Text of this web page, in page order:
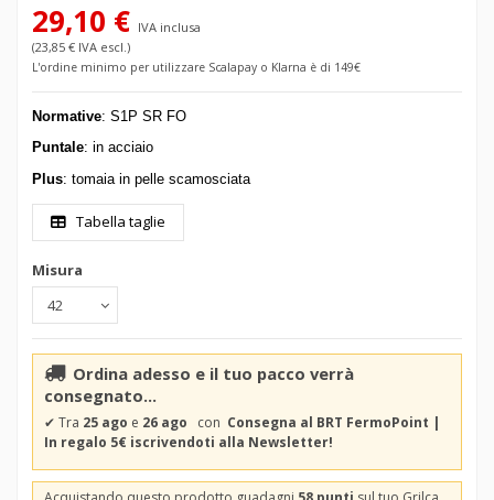
29,10 € IVA inclusa
(23,85 € IVA escl.)
L'ordine minimo per utilizzare Scalapay o Klarna è di 149€
Normative: S1P SR FO
Puntale: in acciaio
Plus: tomaia in pelle scamosciata
Tabella taglie
Misura
Ordina adesso e il tuo pacco verrà
consegnato...
✔ Tra 25 ago e 26 ago con Consegna al BRT FermoPoint |
In regalo 5€ iscrivendoti alla Newsletter!